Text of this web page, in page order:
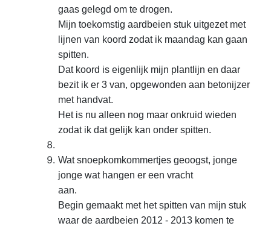
gaas gelegd om te drogen.
Mijn toekomstig aardbeien stuk uitgezet met
lijnen van koord zodat ik maandag kan gaan
spitten.
Dat koord is eigenlijk mijn plantlijn en daar
bezit ik er 3 van, opgewonden aan betonijzer
met handvat.
Het is nu alleen nog maar onkruid wieden
zodat ik dat gelijk kan onder spitten.
Wat snoepkomkommertjes geoogst, jonge
jonge wat hangen er een vracht
aan.
Begin gemaakt met het spitten van mijn stuk
waar de aardbeien 2012 - 2013 komen te